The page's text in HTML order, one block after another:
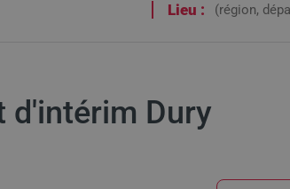
Lieu :
d'intérim Dury